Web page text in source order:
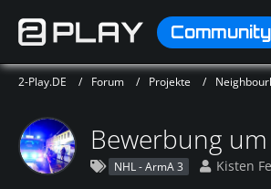
Community
2-Play.DE Forum Projekte
Bewerbung
NHL - ArmA 3 Kisten